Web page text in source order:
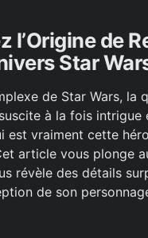
l’Origine de
Star
de Star Wars, la
à la fois intrigue
est vraiment cette
article vous plonge
révèle des détails
de son